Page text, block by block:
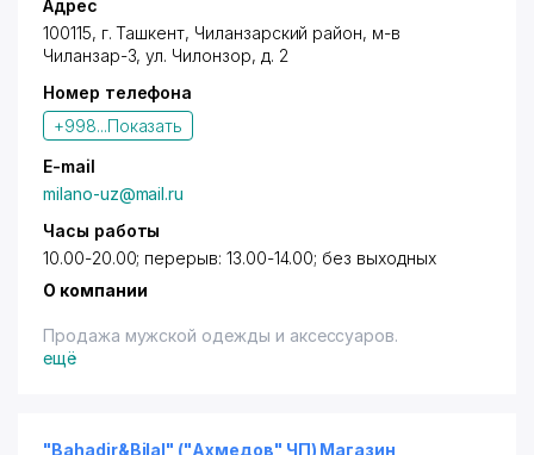
Адрес
100115, г. Ташкент, Чиланзарский район, м-в
Чиланзар-3,ул. Чилонзор, д. 2
Номер телефона
+998...Показать
E-mail
milano-uz@mail.ru
Часы работы
10.00-20.00; перерыв: 13.00-14.00; без выходных
О компании
Продажа мужской одежды и аксессуаров.
ещё
"Bahadir&Bilal" ("Ахмедов" ЧП) Магазин